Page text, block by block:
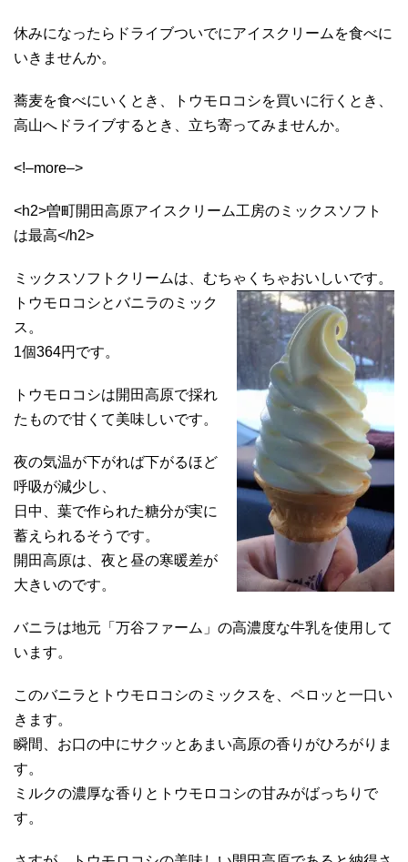
休みになったらドライブついでにアイスクリームを食べに
いきませんか。
蕎麦を食べにいくとき、トウモロコシを買いに行くとき、
高山へドライブするとき、立ち寄ってみませんか。
<!–more–>
<h2>曽町開田高原アイスクリーム工房のミックスソフト
は最高</h2>
ミックスソフトクリームは、むちゃくちゃおいしいです。
トウモロコシとバニラのミック
ス。
1個364円です。
トウモロコシは開田高原で採れ
たもので甘くて美味しいです。
夜の気温が下がれば下がるほど
呼吸が減少し、
日中、葉で作られた糖分が実に
蓄えられるそうです。
開田高原は、夜と昼の寒暖差が
大きいのです。
バニラは地元「万谷ファーム」の高濃度な牛乳を使用して
います。
このバニラとトウモロコシのミックスを、ペロッと一口い
きます。
瞬間、お口の中にサクッとあまい高原の香りがひろがりま
す。
ミルクの濃厚な香りとトウモロコシの甘みがばっちりで
す。